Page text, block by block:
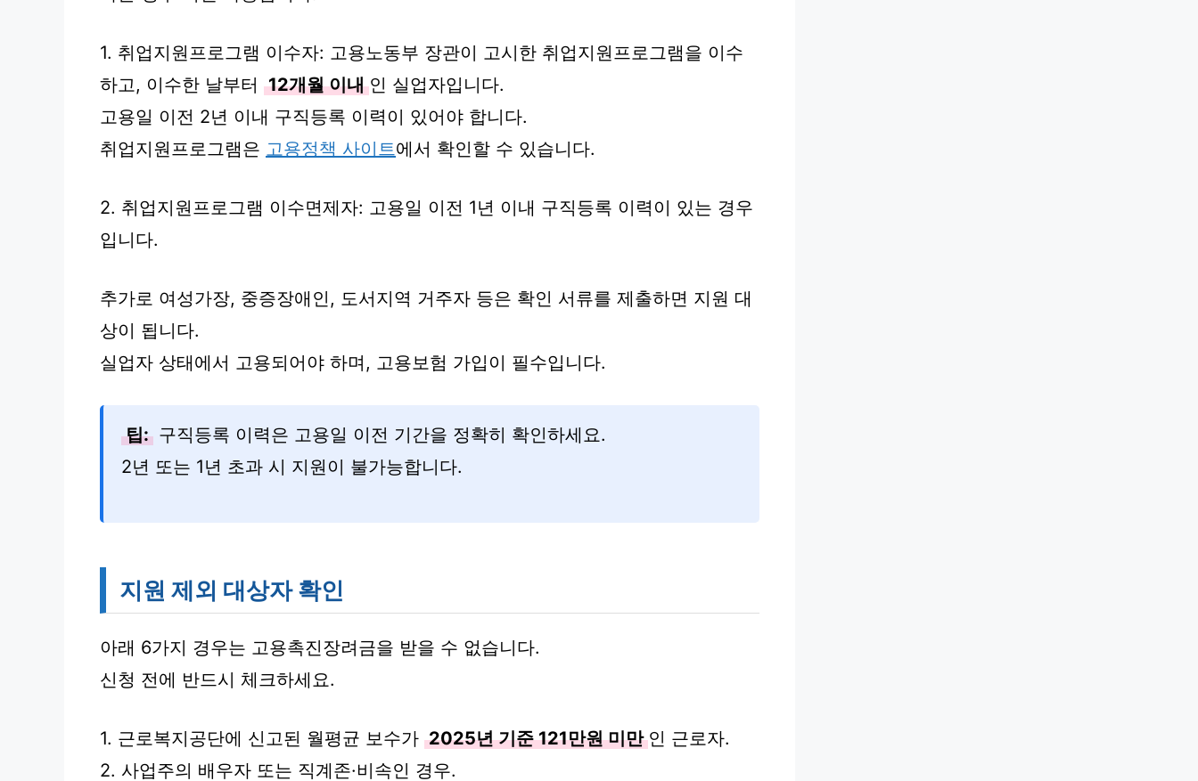
1. 취업지원프로그램 이수자: 고용노동부 장관이 고시한 취업지원프로그램을 이수
하고, 이수한 날부터 12개월 이내 인 실업자입니다.
고용일 이전 2년 이내 구직등록 이력이 있어야 합니다.
취업지원프로그램은 고용정책 사이트에서 확인할 수 있습니다.
2. 취업지원프로그램 이수면제자: 고용일 이전 1년 이내 구직등록 이력이 있는 경우
입니다.
추가로 여성가장, 중증장애인, 도서지역 거주자 등은 확인 서류를 제출하면 지원 대
상이 됩니다.
실업자 상태에서 고용되어야 하며, 고용보험 가입이 필수입니다.
팁: 구직등록 이력은 고용일 이전 기간을 정확히 확인하세요.
2년 또는 1년 초과 시 지원이 불가능합니다.
지원 제외 대상자 확인
아래 6가지 경우는 고용촉진장려금을 받을 수 없습니다.
신청 전에 반드시 체크하세요.
1. 근로복지공단에 신고된 월평균 보수가 2025년 기준 121만원 미만 인 근로자.
2. 사업주의 배우자 또는 직계존·비속인 경우.